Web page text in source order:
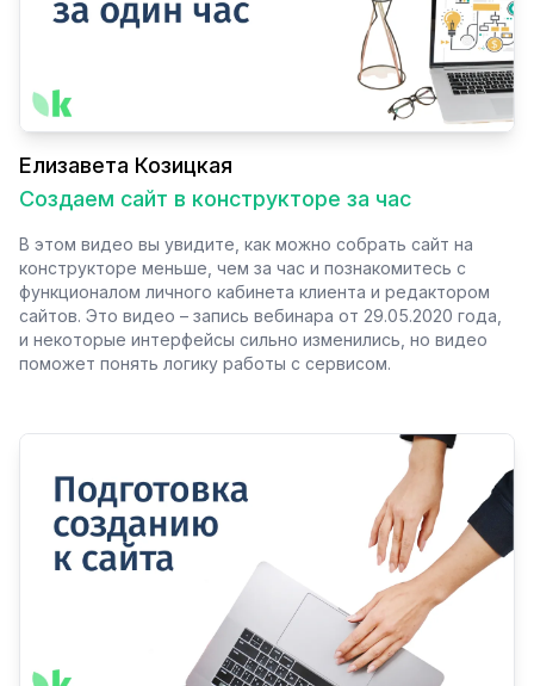
Елизавета Козицкая
Создаем сайт в конструкторе за час
В этом видео вы увидите, как можно собрать сайт на
конструкторе меньше, чем за час и познакомитесь с
функционалом личного кабинета клиента и редактором
сайтов. Это видео – запись вебинара от 29.05.2020 года,
и некоторые интерфейсы сильно изменились, но видео
поможет понять логику работы с сервисом.